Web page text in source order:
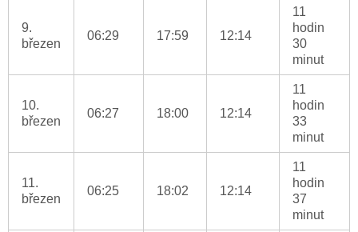
9.
březen
06:29 17:59 12:14
11
hodin
30
minut
10.
březen
06:27 18:00 12:14
11
hodin
33
minut
11.
březen
06:25 18:02 12:14
11
hodin
37
minut